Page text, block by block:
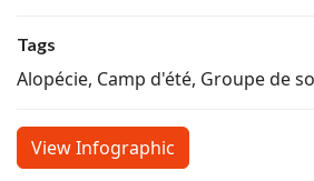
Tags
Alopécie, Camp d'été, Groupe de
View Infographic